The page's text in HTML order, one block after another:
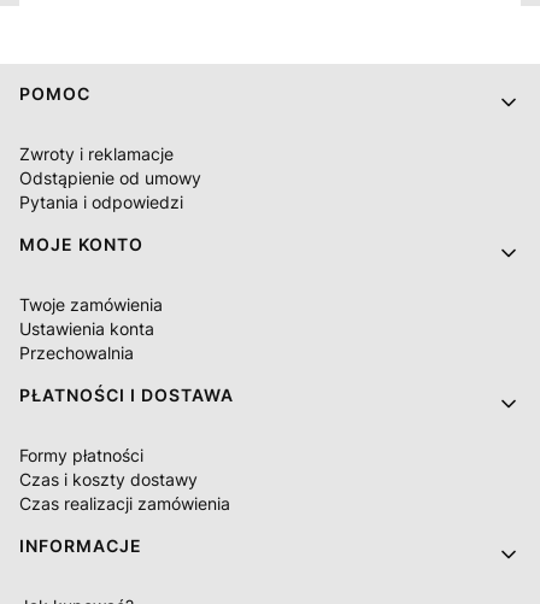
Linki w stopce
POMOC
Zwroty i reklamacje
Odstąpienie od umowy
Pytania i odpowiedzi
MOJE KONTO
Twoje zamówienia
Ustawienia konta
Przechowalnia
PŁATNOŚCI I DOSTAWA
Formy płatności
Czas i koszty dostawy
Czas realizacji zamówienia
INFORMACJE